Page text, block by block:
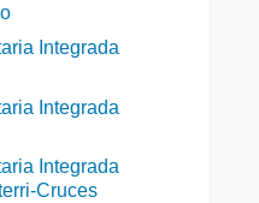
Integrada
Integrada
Integrada
Cruces